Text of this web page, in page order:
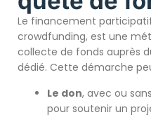
Le financement
crowdfunding, est une
collecte de fonds auprès
dédié. Cette démarche
Le don, avec ou
pour soutenir un